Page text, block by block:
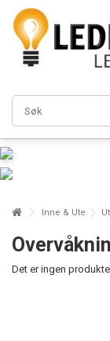
Inne & Ute
Det er ingen